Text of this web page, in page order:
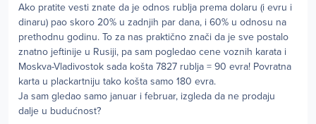
Ako pratite vesti znate da je odnos rublja prema dolaru (i evru i
dinaru) pao skoro 20% u zadnjih par dana, i 60% u odnosu na
prethodnu godinu. To za nas praktično znači da je sve postalo
znatno jeftinije u Rusiji, pa sam pogledao cene voznih karata i
Moskva-Vladivostok sada košta 7827 rublja = 90 evra! Povratna
karta u plackartniju tako košta samo 180 evra.
Ja sam gledao samo januar i februar, izgleda da ne prodaju
dalje u budućnost?